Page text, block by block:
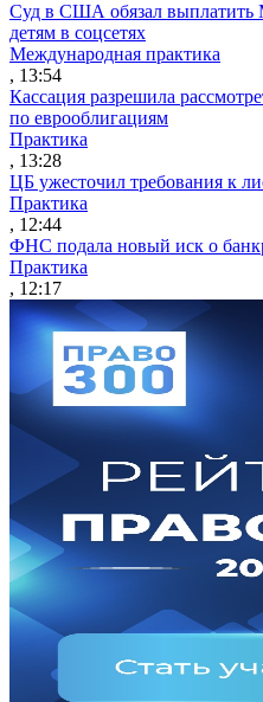
Суд в США обязал выплатить
детям в соцсетях
Международная практика
, 13:54
Кассация разрешила
по еврооблигациям
Практика
, 13:28
ЦБ ужесточил требования к
Практика
, 12:44
ФНС подала новый иск о
Практика
, 12:17